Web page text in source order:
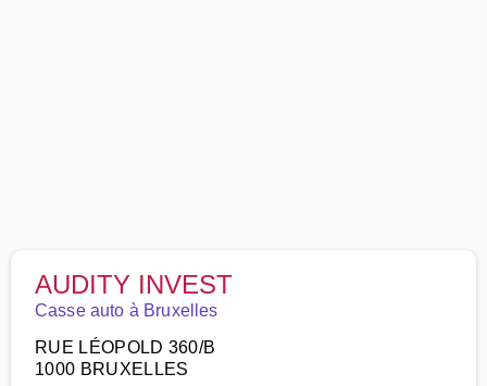
AUDITY INVEST
Casse auto à Bruxelles
RUE LÉOPOLD 360/B
1000 BRUXELLES